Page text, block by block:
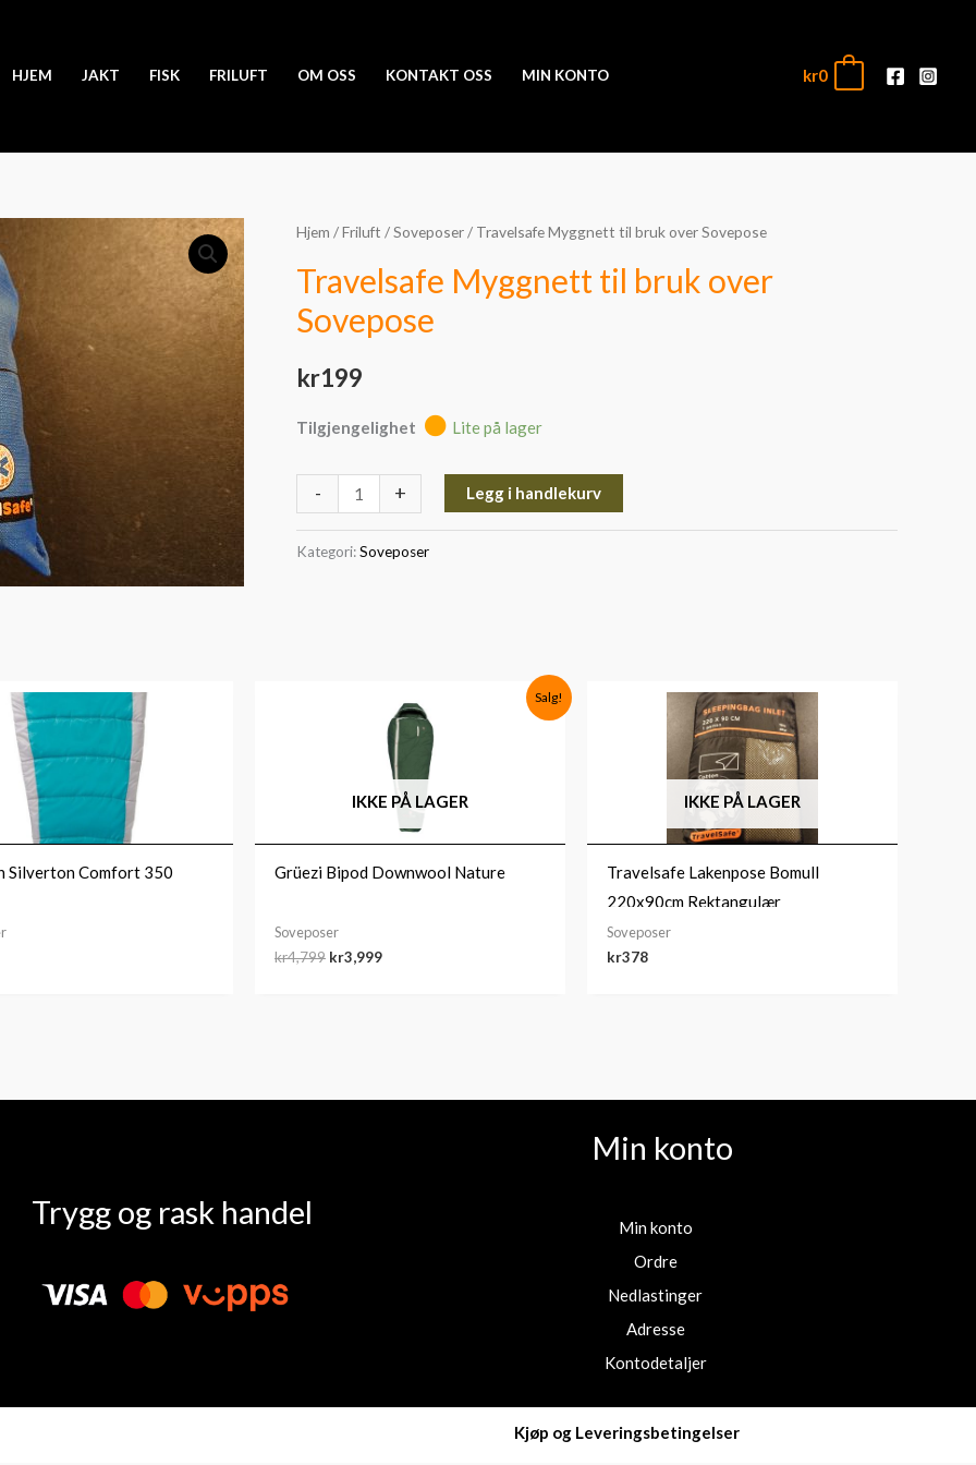
HJEM JAKT FISK FRILUFT OM OSS KONTAKT OSS MIN KONTO kr0
Hjem /Friluft /Soveposer/ Travelsafe Myggnett til bruk over Sovepose
Travelsafe Myggnett til bruk over
Sovepose
kr199
Tilgjengelighet Lite på lager
-
Travelsafe
til
bruk
Sovepose
+ Legg i handlekurv
Kategori:Soveposer
Silverton Comfort 350
Salg!
IKKE PÅ LAGER
Grüezi Bipod Downwool Nature
Soveposer
kr4,799 kr3,999
pris
er:
kr3,999.
IKKE PÅ LAGER
Travelsafe Lakenpose Bomull
220x90cm Rektangulær
Soveposer
kr378
Trygg og rask handel
Min konto
Min konto
Ordre
Nedlastinger
Adresse
Kontodetaljer
Kjøp og Leveringsbetingelser